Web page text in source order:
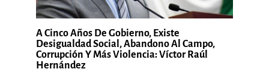
A Cinco Años De Gobierno, Existe
Desigualdad Social, Abandono Al Campo,
Corrupción Y Más Violencia: Víctor Raúl
Hernández